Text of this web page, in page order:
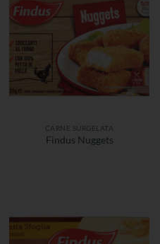
CARNE SURGELATA
Findus Nuggets